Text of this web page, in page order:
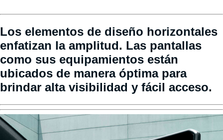
Los elementos de diseño horizontales
enfatizan la amplitud. Las pantallas
como sus equipamientos están
ubicados de manera óptima para
brindar alta visibilidad y fácil acceso.